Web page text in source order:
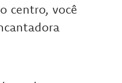
centro, você